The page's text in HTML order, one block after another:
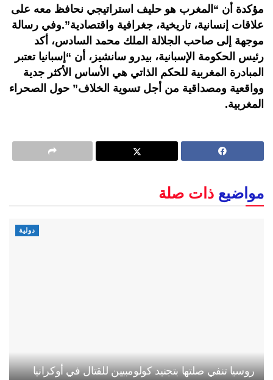
مؤكدة أن “المغرب هو حليف استراتيجي نحافظ معه على
علاقات إنسانية، تاريخية، جغرافية واقتصادية”.وفي رسالة
موجهة إلى صاحب الجلالة الملك محمد السادس، أكد
رئيس الحكومة الإسبانية، بيدرو سانشيز، أن “إسبانيا تعتبر
المبادرة المغربية للحكم الذاتي هي الأساس الأكثر جدية
وواقعية ومصداقية من أجل تسوية الخلاف” حول الصحراء
المغربية.
مواضيع ذات صلة
دولية
روسيا تنفي صلتها بتجنيد كولومبيين للقتال في أوكرانيا